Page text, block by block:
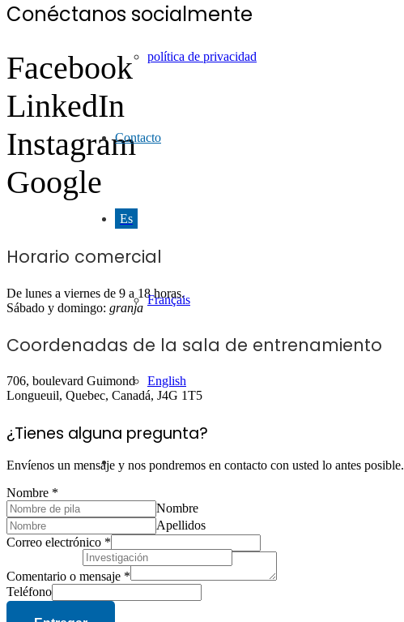
política de privacidad
Contacto
Es
Français
English
Conéctanos socialmente
Facebook
LinkedIn
Instagram
Google
Horario comercial
De lunes a viernes de 9 a 18 horas.
Sábado y domingo: granja
Coordenadas de la sala de entrenamiento
706, boulevard Guimond
Longueuil, Quebec, Canadá, J4G 1T5
¿Tienes alguna pregunta?
Envíenos un mensaje y nos pondremos en contacto con usted lo antes posible.
Nombre *
Nombre
Apellidos
Correo electrónico *
Comentario o mensaje *
Teléfono